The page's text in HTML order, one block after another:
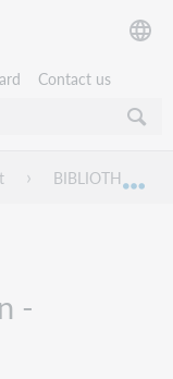
Contact us
BIBLIOTHECA
-